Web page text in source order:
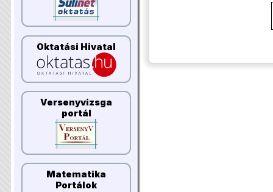
Oktatási Hivatal
Versenyvizsga
portál
Matematika
Portálok